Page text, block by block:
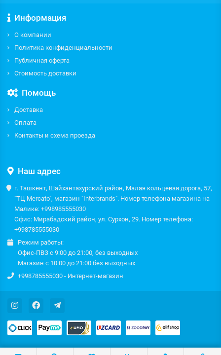
Информация
О компании
Политика конфиденциальности
Публичная оферта
Стоимость доставки
Помощь
Доставка
Оплата
Контакты и схема проезда
Наш адрес
г. Ташкент, Шайхантахурский район, Малая кольцевая дорога, 57,
"ТЦ Mercato", магазин "Interbrands". Номер телефона магазина на
Малике: +998985555030
Офис: Мирабадский район, ул. Сурхон, 29. Номер телефона:
+998785555030
Режим работы:
Офис-ПВЗ с 9:00 до 21:00, без выходных
Магазин с 10:00 до 21:00 без выходных
+998785555030 - Интернет-магазин